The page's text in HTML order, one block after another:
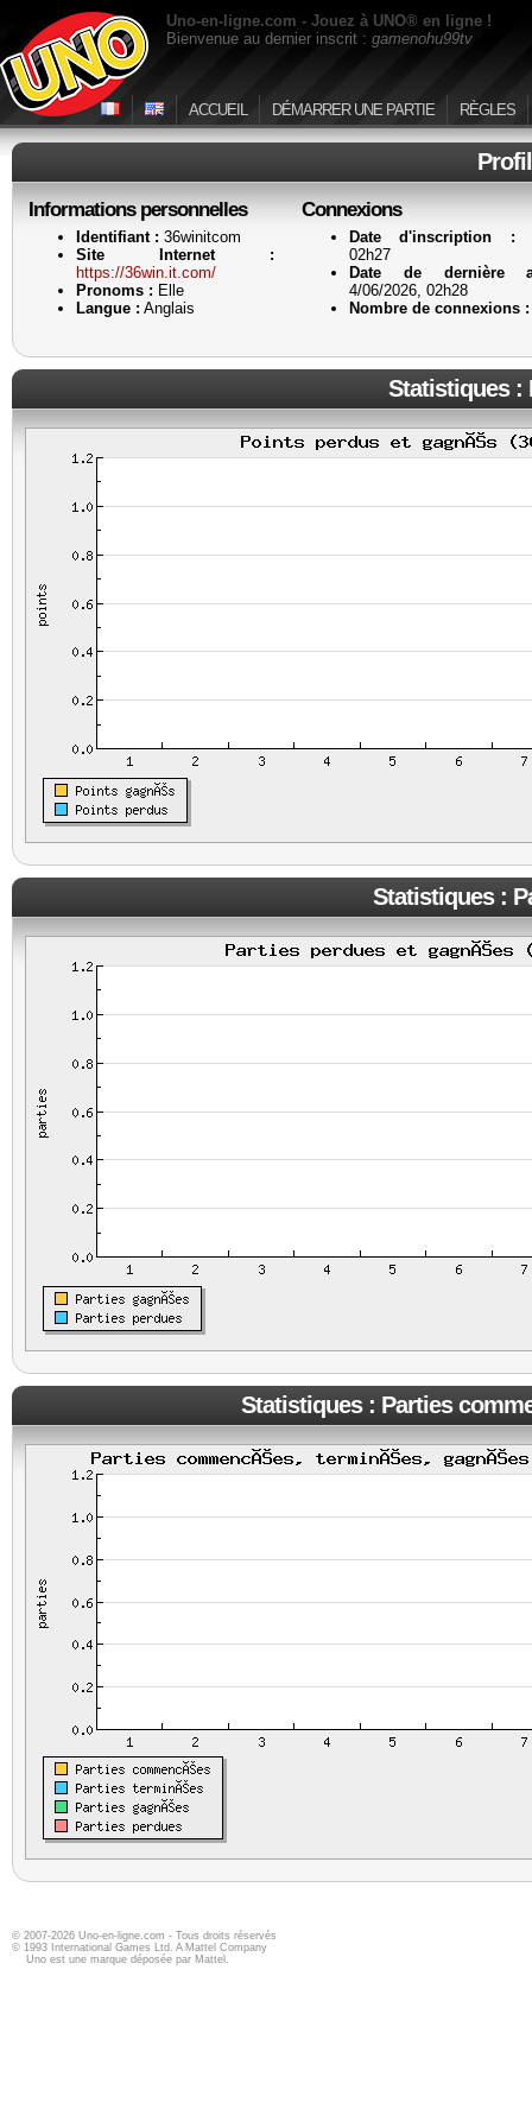
Uno-en-ligne.com - Jouez à UNO® en ligne !
Bienvenue au dernier inscrit : gamenohu99tv
ACCUEIL DÉMARRER UNE PARTIE RÈGLES
Informations personnelles
Identifiant : 36winitcom
Site Internet :
https://36win.it.com/
Pronoms : Elle
Langue : Anglais
Connexions
Date d'inscription :
02h27
Date de dernière
4/06/2026, 02h28
Nombre de connexions :
Statistiques :
Statistiques :
Statistiques : Parties
© 2007-2026 Uno-en-ligne.com - Tous droits réservés
© 1993 International Games Ltd. A Mattel Company
Uno est une marque déposée par Mattel.